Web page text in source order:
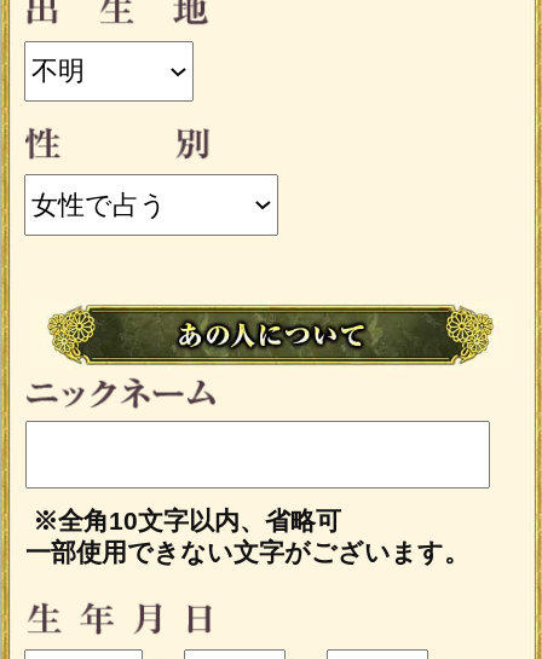
と、鑑定結果の一部を無料でご覧になれ
ます。
こちらのメニューはうらなえる本格占
い会員割引対象メニューです。
会員以外の方のご利用には通常価格
1,650円(税込)/1回 が必要です。
※ご購入時にうらなえる本格占い会員の
IDでログイン済みの場合に、会員価格が
会員の方はログインをしてからご購
入下さい
会員登録（無料）すると、本格占いメニ
けます。
今すぐ会員登録する